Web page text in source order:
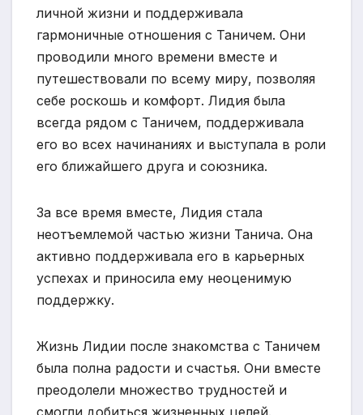
личной жизни и поддерживала
гармоничные отношения с Таничем. Они
проводили много времени вместе и
путешествовали по всему миру, позволяя
себе роскошь и комфорт. Лидия была
всегда рядом с Таничем, поддерживала
его во всех начинаниях и выступала в роли
его ближайшего друга и союзника.
За все время вместе, Лидия стала
неотъемлемой частью жизни Танича. Она
активно поддерживала его в карьерных
успехах и приносила ему неоценимую
поддержку.
Жизнь Лидии после знакомства с Таничем
была полна радости и счастья. Они вместе
преодолели множество трудностей и
смогли добиться жизненных целей.